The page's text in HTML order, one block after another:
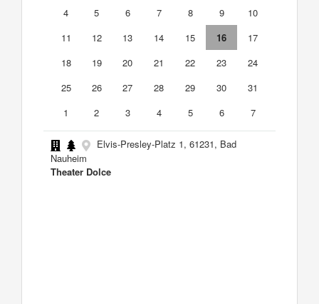
4
5 6 7 8 9
10
11
12 13 14 15 16
17
18
19 20 21 22 23
24
25
26 27 28 29 30
31
1
2 3 4 5 6 7
Elvis-Presley-Platz 1, 61231, Bad
Nauheim
Theater Dolce